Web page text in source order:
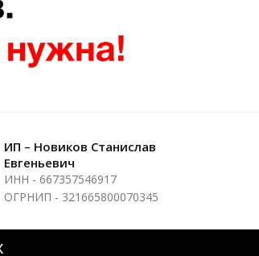
ИП – Новиков Станислав
Евгеньевич
ИНН - 667357546917
ОГРНИП - 321665800070345